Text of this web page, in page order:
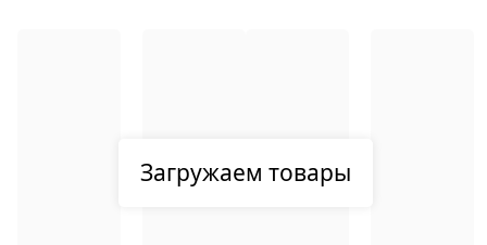
Загружаем товары